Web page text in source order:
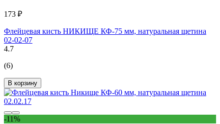
173 ₽
Флейцевая кисть НИКИЩЕ КФ-75 мм, натуральная щетина
02-02-07
4.7
(6)
В корзину
-11%